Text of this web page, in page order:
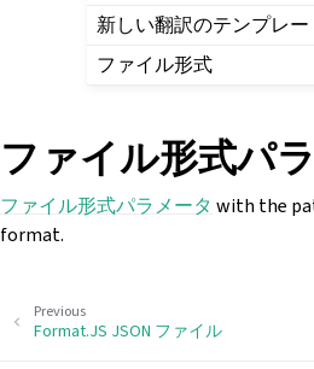
新しい翻訳のテンプレー
ファイル形式
ファイル形式パ
ファイル形式パラメータ with the
format.
Previous
Format.JS JSON ファイル